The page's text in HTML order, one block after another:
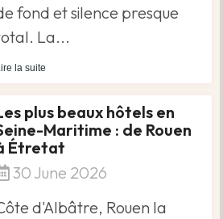
fond et silence presque
La...
la suite
plus beaux hôtels en
Maritime : de Rouen
Étretat
30 June 2026
d'Albâtre, Rouen la